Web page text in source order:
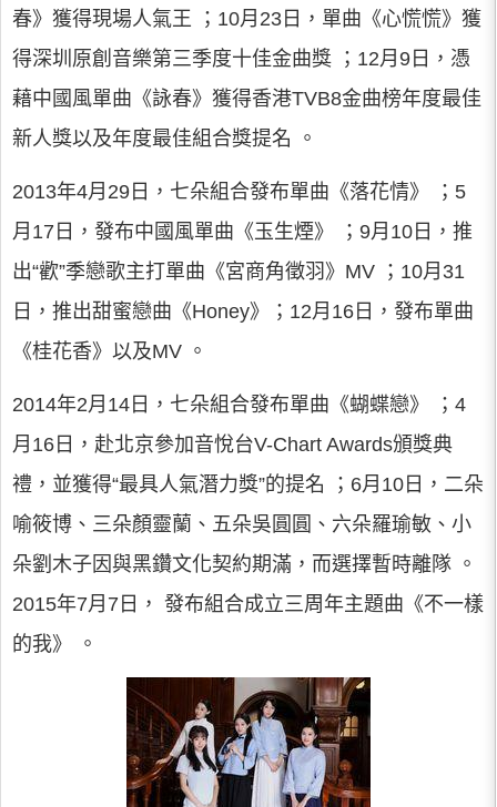
春》獲得現場人氣王 ；10月23日，單曲《心慌慌》獲
得深圳原創音樂第三季度十佳金曲獎 ；12月9日，憑
藉中國風單曲《詠春》獲得香港TVB8金曲榜年度最佳
新人獎以及年度最佳組合獎提名 。
2013年4月29日，七朵組合發布單曲《落花情》 ；5
月17日，發布中國風單曲《玉生煙》 ；9月10日，推
出“歡”季戀歌主打單曲《宮商角徵羽》MV ；10月31
日，推出甜蜜戀曲《Honey》；12月16日，發布單曲
《桂花香》以及MV 。
2014年2月14日，七朵組合發布單曲《蝴蝶戀》 ；4
月16日，赴北京參加音悅台V-Chart Awards頒獎典
禮，並獲得“最具人氣潛力獎”的提名 ；6月10日，二朵
喻筱博、三朵顏靈蘭、五朵吳圓圓、六朵羅瑜敏、小
朵劉木子因與黑鑽文化契約期滿，而選擇暫時離隊 。
2015年7月7日， 發布組合成立三周年主題曲《不一樣
的我》 。